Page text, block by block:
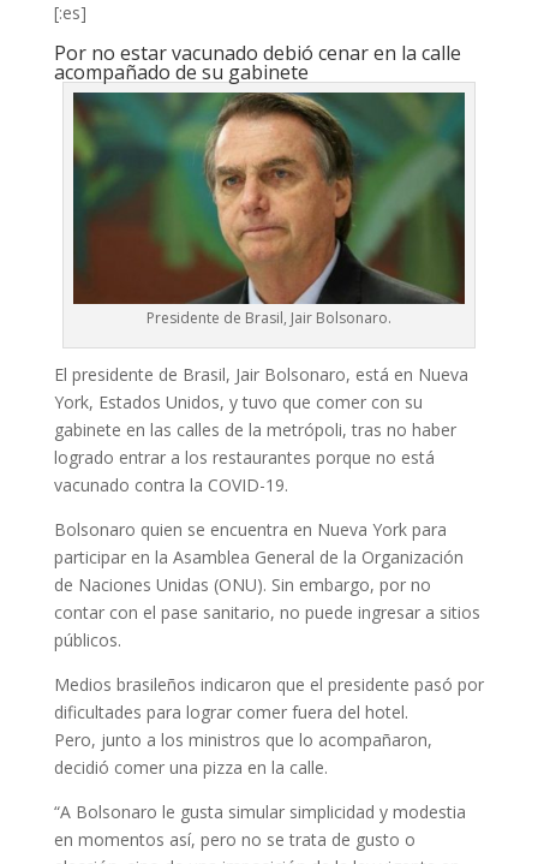
[:es]
Por no estar vacunado debió cenar en la calle
acompañado de su gabinete
Presidente de Brasil, Jair Bolsonaro.
El presidente de Brasil, Jair Bolsonaro, está en Nueva
York, Estados Unidos, y tuvo que comer con su
gabinete en las calles de la metrópoli, tras no haber
logrado entrar a los restaurantes porque no está
vacunado contra la COVID-19.
Bolsonaro quien se encuentra en Nueva York para
participar en la Asamblea General de la Organización
de Naciones Unidas (ONU). Sin embargo, por no
contar con el pase sanitario, no puede ingresar a sitios
públicos.
Medios brasileños indicaron que el presidente pasó por
dificultades para lograr comer fuera del hotel.
Pero, junto a los ministros que lo acompañaron,
decidió comer una pizza en la calle.
“A Bolsonaro le gusta simular simplicidad y modestia
en momentos así, pero no se trata de gusto o